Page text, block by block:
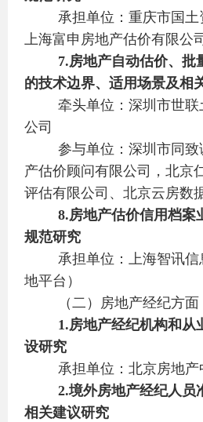
承担单位：重庆市国土
上海富申房地产估价有限公司
7.房地产自动估价、
的技术边界、适用场景及相
牵头单位：深圳市世
公司
参与单位：深圳市同
产估价顾问有限公司，北京
评估有限公司、北京云房数
8.房地产估价信用档案
规范研究
承担单位：上海智讯
地平台）
（二）房地产经纪方面
1.房地产经纪机构和从
设研究
承担单位：北京房地
2.境外房地产经纪人员
相关建议研究